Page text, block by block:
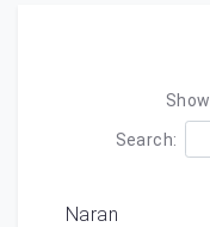
Show
Search:
Naran